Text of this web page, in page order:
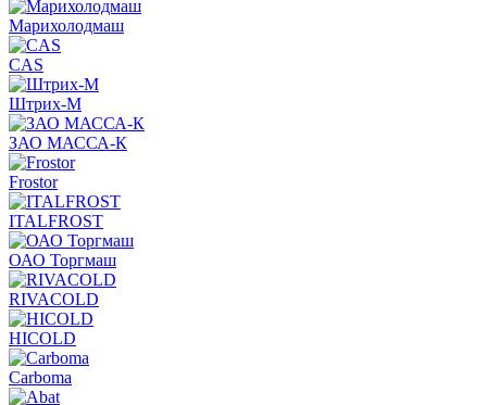
Марихолодмаш
CAS
Штрих-М
ЗАО МАССА-К
Frostor
ITALFROST
ОАО Торгмаш
RIVACOLD
HICOLD
Carboma